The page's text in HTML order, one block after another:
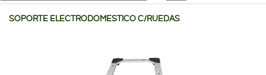
SOPORTE ELECTRODOMESTICO C/RUEDAS